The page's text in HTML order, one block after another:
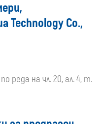
Technology Co.,
реда на чл. 20, ал. 4, т.